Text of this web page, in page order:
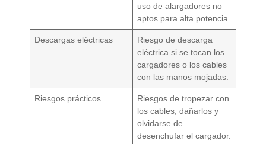
uso de alargadores no
aptos para alta potencia.
Descargas eléctricas
Riesgo de descarga
eléctrica si se tocan los
cargadores o los cables
con las manos mojadas.
Riesgos prácticos
Riesgos de tropezar con
los cables, dañarlos y
olvidarse de
desenchufar el cargador.